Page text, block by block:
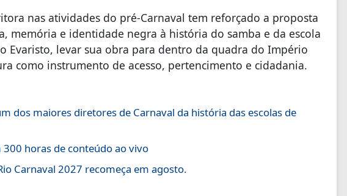
nas atividades do pré-Carnaval tem reforçado a proposta
memória e identidade negra à história do samba e da escola
Evaristo, levar sua obra para dentro da quadra do Império
como instrumento de acesso, pertencimento e cidadania.
dos maiores diretores de Carnaval da história das escolas de
horas de conteúdo ao vivo
Carnaval 2027 recomeça em agosto.